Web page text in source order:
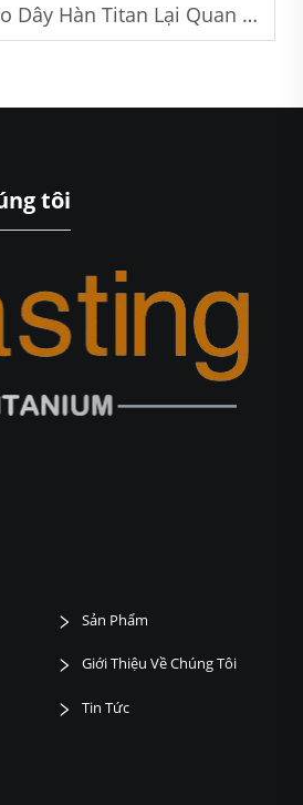
Titan Lại Quan Trọng Trong Ứng Dụng Hàng Không Vũ Trụ?
tôi
Sản Phẩm
Giới Thiệu Về Chúng Tôi
Tin Tức